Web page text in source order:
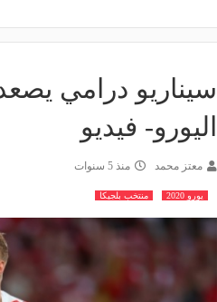
سيناريو درامي
اليورو- فيديو
معتز محمد منذ 5 سنوات
يورو 2020 منتخب بلجيكا